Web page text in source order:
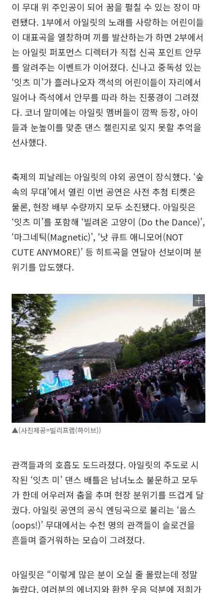
이 무대 위 주인공이 되어 꿈을 펼칠 수 있는 장이 마
련됐다. 1부에서 아일릿의 노래를 사랑하는 어린이들
이 대표곡을 열창하며 끼를 발산하는가 하면 2부에서
는 아일릿 퍼포먼스 디렉터가 직접 신곡 포인트 안무
를 알려주는 이벤트가 이어졌다. 신나고 중독성 있는
‘잇츠 미’가 흘러나오자 객석의 어린이들이 자리에서
일어나 즉석에서 안무를 따라 하는 진풍경이 그려졌
다. 코너 말미에는 아일릿 멤버들이 깜짝 등장, 아이
들과 눈높이를 맞춘 댄스 챌린지로 잊지 못할 추억을
선사했다.
축제의 피날레는 아일릿의 야외 공연이 장식했다. ‘숲
속의 무대’에서 열린 이번 공연은 사전 추첨 티켓은
물론, 현장 배부 수량까지 모두 소진됐다. 아일릿은
‘잇츠 미’를 포함해 ‘빌려온 고양이 (Do the Dance)’,
‘마그네틱(Magnetic)’, ‘낫 큐트 애니모어(NOT
CUTE ANYMORE)’ 등 히트곡을 연달아 선보이며 분
위기를 압도했다.
▲(사진제공=빌리프랩(하이브))
관객들과의 호흡도 도드라졌다. 아일릿의 주도로 시
작된 ‘잇츠 미’ 댄스 배틀은 남녀노소 불문하고 모두
가 한데 어우러져 춤을 추며 현장 분위기를 뜨겁게 달
궜다. 아일릿 공연의 공식 엔딩곡으로 불리는 ‘웁스
(oops!)’ 무대에서는 수천 명의 관객들이 슬로건을
흔들며 즐거워하는 모습이 그려졌다.
아일릿은 “이렇게 많은 분이 오실 줄 몰랐는데 정말
놀랐다. 여러분의 에너지와 환한 웃음 덕분에 저희가